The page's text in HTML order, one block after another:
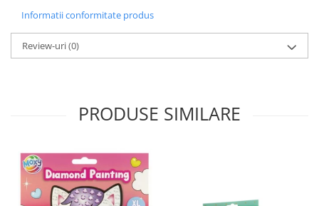
Informatii conformitate produs
Review-uri(0)
PRODUSE SIMILARE